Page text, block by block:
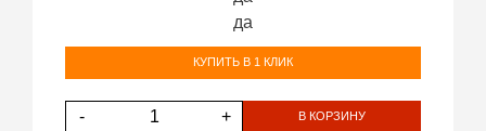
да
КУПИТЬ В 1 КЛИК
- + В КОРЗИНУ